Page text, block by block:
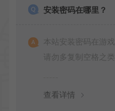
安装密码在哪里？
本站安装密码在游
请勿多复制空格之
查看详情